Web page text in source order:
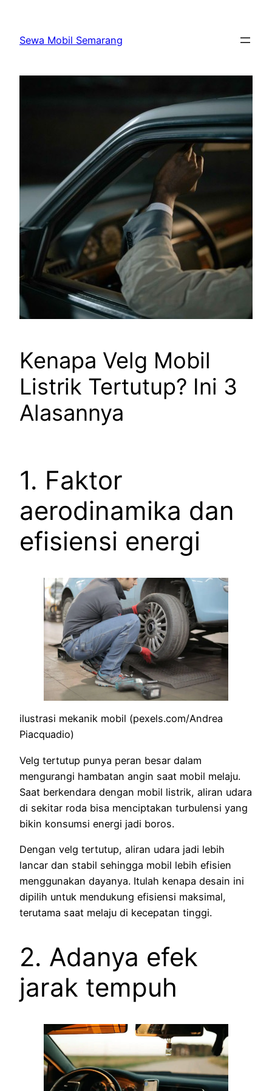
content
Sewa Mobil Semarang
Kenapa Velg Mobil
Listrik Tertutup? Ini 3
Alasannya
1. Faktor
aerodinamika dan
efisiensi energi
ilustrasi mekanik mobil (pexels.com/Andrea
Piacquadio)
Velg tertutup punya peran besar dalam
mengurangi hambatan angin saat mobil melaju.
Saat berkendara dengan mobil listrik, aliran udara
di sekitar roda bisa menciptakan turbulensi yang
bikin konsumsi energi jadi boros.
Dengan velg tertutup, aliran udara jadi lebih
lancar dan stabil sehingga mobil lebih efisien
menggunakan dayanya. Itulah kenapa desain ini
dipilih untuk mendukung efisiensi maksimal,
terutama saat melaju di kecepatan tinggi.
2. Adanya efek
jarak tempuh